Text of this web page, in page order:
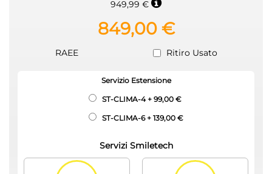
949,99 €
849,00 €
RAEE Ritiro Usato
Servizio Estensione
ST-CLIMA-4+ 99,00 €
ST-CLIMA-6+ 139,00 €
Servizi Smiletech